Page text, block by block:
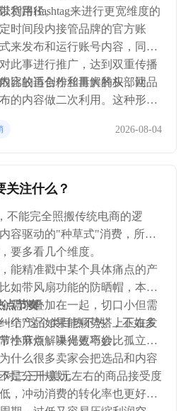
利用Hashtag来进行更宽维度的
货路径。
时间段内接管品牌的官方账
来发布和运行账号内容，同时
此事进行推广，达到双重传播
比较适合粉丝量大的头部网
容的再创作和再解释权，让品
的内容做二次利用。这种形式
新颖的内容合作形式。2026-08-04
关注什么？
不能完全照搬传统电商的逻
容驱动的"种草式"消费，所以
要多看几个维度。
能精准戳中某个具体痛点的产
如带风扇功能的防晒帽，本质
需求叠加在一起，切口小但需
结"这个类目热不热"，不如多
小麻烦解决得更巧妙。
点节奏
个产品如果能顺势搭上正在发
性节点，曝光效率会比孤立上
什么很多卖家会把选品和内容
是分开规划。
对二三十美元左右的商品接受度
，冲动消费的转化率也更好。